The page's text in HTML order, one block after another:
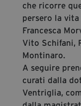
che ricorre
persero la
Francesca
Vito Schifani,
Montinaro.
A seguire
curati dalla
Ventriglia,